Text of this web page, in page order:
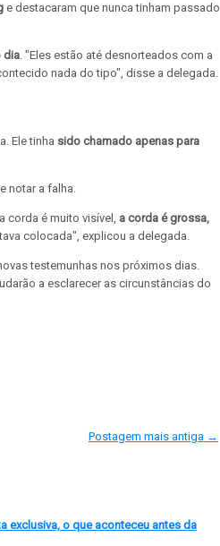
e destacaram que nunca tinham passado
dia. "Eles estão até desnorteados com a
nada do tipo", disse a delegada.
Ele tinha sido chamado apenas para
notar a falha.
corda é muito visível, a corda é grossa,
colocada", explicou a delegada.
testemunhas nos próximos dias.
a esclarecer as circunstâncias do
Postagem mais antiga →
exclusiva, o que aconteceu antes da